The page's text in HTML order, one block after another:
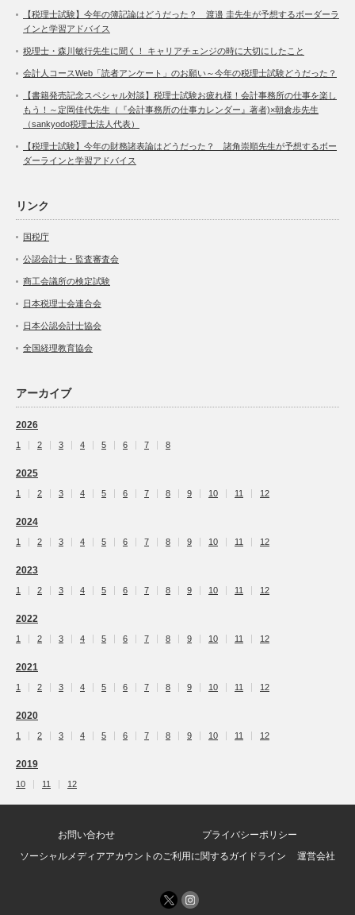
【税理士試験】今年の簿記論はどうだった？ 渡邉 圭先生が予想するボーダーラ
インと学習アドバイス
税理士・森川敏行先生に聞く！ キャリアチェンジの時に大切にしたこと
会計人コースWeb「読者アンケート」のお願い～今年の税理士試験どうだった？
【書籍発売記念スペシャル対談】税理士試験お疲れ様！会計事務所の仕事を楽し
もう！～定岡佳代先生（『会計事務所の仕事カレンダー』著者)×朝倉歩先生
（sankyodo税理士法人代表）
【税理士試験】今年の財務諸表論はどうだった？ 諸角崇順先生が予想するボー
ダーラインと学習アドバイス
リンク
国税庁
公認会計士・監査審査会
商工会議所の検定試験
日本税理士会連合会
日本公認会計士協会
全国経理教育協会
アーカイブ
2026
1 2 3 4 5 6 7 8
2025
1 2 3 4 5 6 7 8 9 10 11 12
2024
1 2 3 4 5 6 7 8 9 10 11 12
2023
1 2 3 4 5 6 7 8 9 10 11 12
2022
1 2 3 4 5 6 7 8 9 10 11 12
2021
1 2 3 4 5 6 7 8 9 10 11 12
2020
1 2 3 4 5 6 7 8 9 10 11 12
2019
10 11 12
お問い合わせ
プライバシーポリシー
ソーシャルメディアアカウントのご利用に関するガイドライン
運営会社